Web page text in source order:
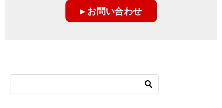
▸ お問い合わせ